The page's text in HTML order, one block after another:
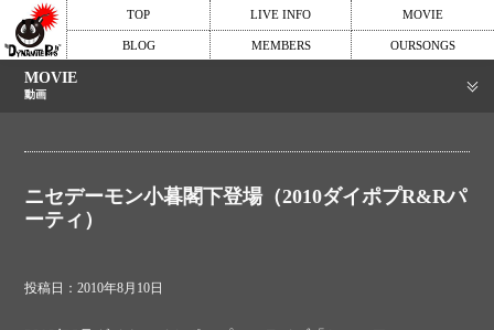
TOP LIVE INFO MOVIE
BLOG MEMBERS OURSONGS
MOVIE
動画
ニセデーモン小暮閣下登場（2010ダイポプR&Rパ
ーティ）
投稿日：2010年8月10日